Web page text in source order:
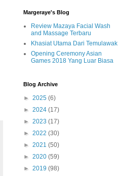
Margeraye's Blog
Review Mazaya Facial Wash
and Massage Terbaru
Khasiat Utama Dari Temulawak
Opening Ceremony Asian
Games 2018 Yang Luar Biasa
Blog Archive
► 2025 (6)
► 2024 (17)
► 2023 (17)
► 2022 (30)
► 2021 (50)
► 2020 (59)
► 2019 (98)